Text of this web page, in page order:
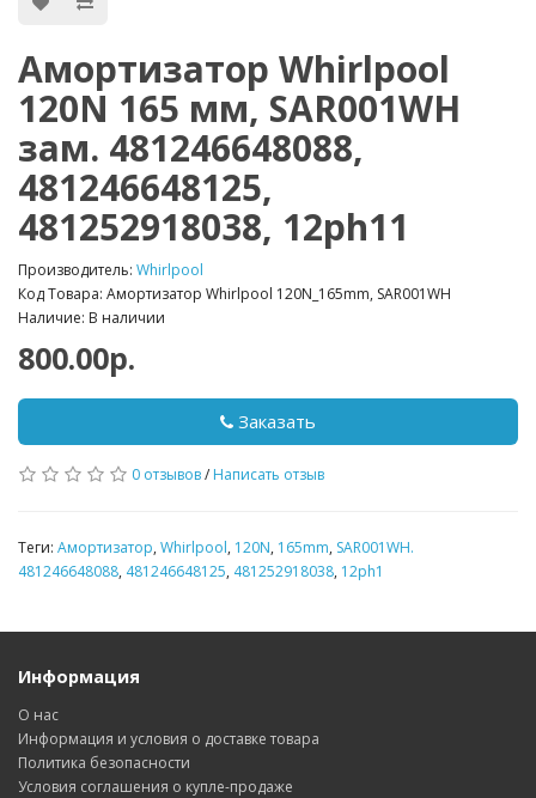
Амортизатор Whirlpool
120N 165 мм, SAR001WH
зам. 481246648088,
481246648125,
481252918038, 12ph11
Производитель: Whirlpool
Код Товара: Амортизатор Whirlpool 120N_165mm, SAR001WH
Наличие: В наличии
800.00р.
Заказать
0 отзывов/ Написать отзыв
Теги: Амортизатор, Whirlpool, 120N, 165mm, SAR001WH.
481246648088, 481246648125, 481252918038, 12ph1
Информация
О нас
Информация и условия о доставке товара
Политика безопасности
Условия соглашения о купле-продаже